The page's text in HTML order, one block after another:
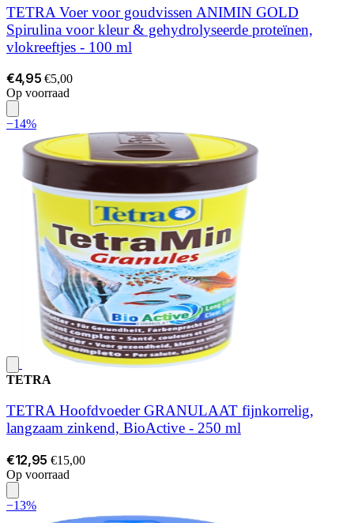
TETRA Voer voor goudvissen ANIMIN GOLD
Spirulina voor kleur & gehydrolyseerde proteïnen,
vlokreeftjes - 100 ml
€4,95 €5,00
Op voorraad
−14%
TETRA
TETRA Hoofdvoeder GRANULAAT fijnkorrelig,
langzaam zinkend, BioActive - 250 ml
€12,95 €15,00
Op voorraad
−13%